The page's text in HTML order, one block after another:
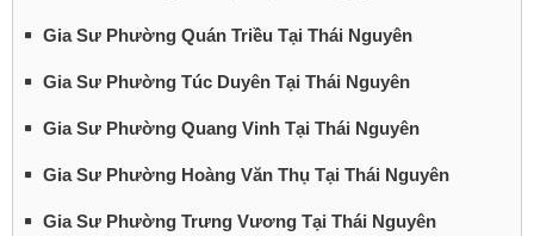
Gia Sư Phường Quán Triều Tại Thái Nguyên
Gia Sư Phường Túc Duyên Tại Thái Nguyên
Gia Sư Phường Quang Vinh Tại Thái Nguyên
Gia Sư Phường Hoàng Văn Thụ Tại Thái Nguyên
Gia Sư Phường Trưng Vương Tại Thái Nguyên